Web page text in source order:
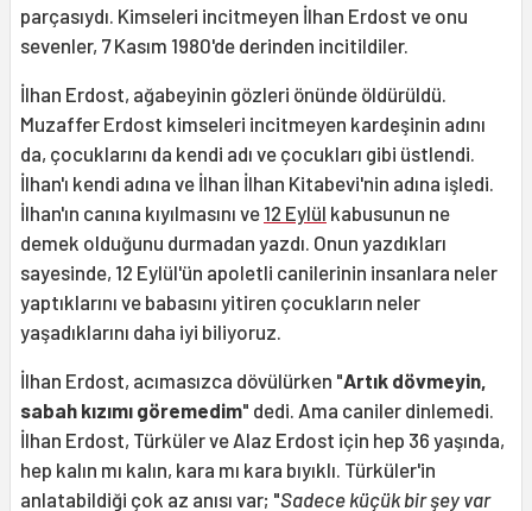
parçasıydı. Kimseleri incitmeyen İlhan Erdost ve onu
sevenler, 7 Kasım 1980'de derinden incitildiler.
İlhan Erdost, ağabeyinin gözleri önünde öldürüldü.
Muzaffer Erdost kimseleri incitmeyen kardeşinin adını
da, çocuklarını da kendi adı ve çocukları gibi üstlendi.
İlhan'ı kendi adına ve İlhan İlhan Kitabevi'nin adına işledi.
İlhan'ın canına kıyılmasını ve 12 Eylül kabusunun ne
demek olduğunu durmadan yazdı. Onun yazdıkları
sayesinde, 12 Eylül'ün apoletli canilerinin insanlara neler
yaptıklarını ve babasını yitiren çocukların neler
yaşadıklarını daha iyi biliyoruz.
İlhan Erdost, acımasızca dövülürken "Artık dövmeyin,
sabah kızımı göremedim" dedi. Ama caniler dinlemedi.
İlhan Erdost, Türküler ve Alaz Erdost için hep 36 yaşında,
hep kalın mı kalın, kara mı kara bıyıklı. Türküler'in
anlatabildiği çok az anısı var; "Sadece küçük bir şey var